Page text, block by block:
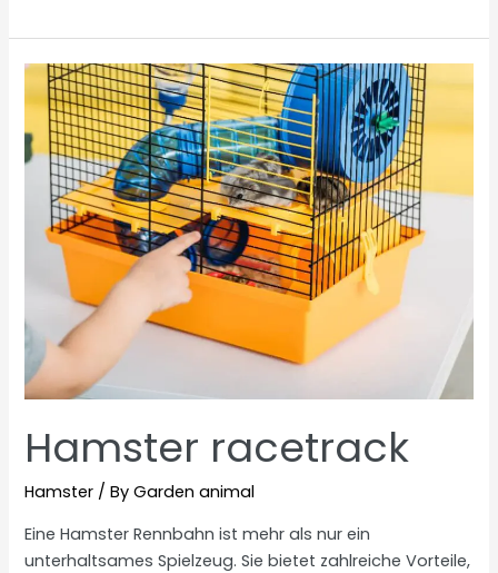
claws
Hamster racetrack
Hamster / ByGarden animal
Eine Hamster Rennbahn ist mehr als nur ein
unterhaltsames Spielzeug. Sie bietet zahlreiche Vorteile,